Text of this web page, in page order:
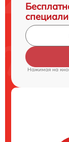
Нажимая на